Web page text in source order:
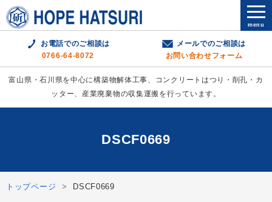
menu
お電話でのご相談は
0766-64-8072
メールでのご相談は
お問い合わせフォーム
富山県・石川県を中心に構築物解体工事、コンクリートはつり・削孔・カ
ッター、産業廃棄物の収集運搬を行っています。
DSCF0669
トップページ DSCF0669